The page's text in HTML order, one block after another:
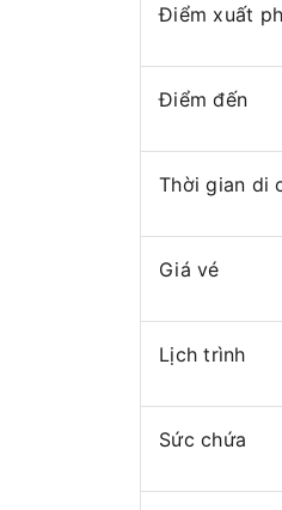
Điểm xuất
Điểm đến
Thời gian di
Giá vé
Lịch trình
Sức chứa